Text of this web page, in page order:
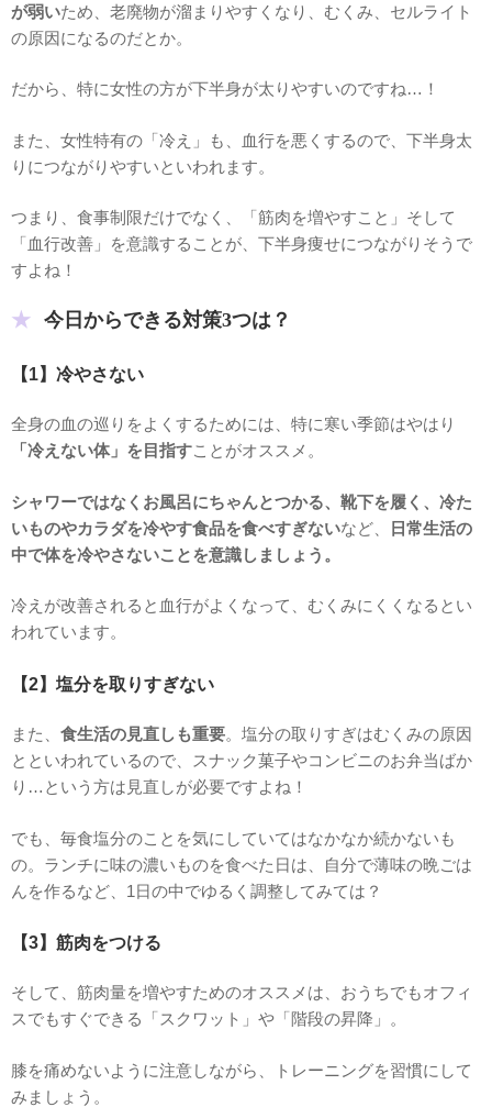
が弱いため、老廃物が溜まりやすくなり、むくみ、セルライト
の原因になるのだとか。
だから、特に女性の方が下半身が太りやすいのですね…！
また、女性特有の「冷え」も、血行を悪くするので、下半身太
りにつながりやすいといわれます。
つまり、食事制限だけでなく、「筋肉を増やすこと」そして
「血行改善」を意識することが、下半身痩せにつながりそうで
すよね！
今日からできる対策3つは？
【1】冷やさない
全身の血の巡りをよくするためには、特に寒い季節はやはり
「冷えない体」を目指すことがオススメ。
シャワーではなくお風呂にちゃんとつかる、靴下を履く、冷た
いものやカラダを冷やす食品を食べすぎないなど、
日常生活の
中で体を冷やさないことを意識しましょう。
冷えが改善されると血行がよくなって、むくみにくくなるとい
われています。
【2】塩分を取りすぎない
また、 食生活の見直しも重要。塩分の取りすぎはむくみの原因
とといわれているので、スナック菓子やコンビニのお弁当ばか
り…という方は見直しが必要ですよね！
でも、毎食塩分のことを気にしていてはなかなか続かないも
の。ランチに味の濃いものを食べた日は、自分で薄味の晩ごは
んを作るなど、1日の中でゆるく調整してみては？
【3】筋肉をつける
そして、筋肉量を増やすためのオススメは、おうちでもオフィ
スでもすぐできる「スクワット」や「階段の昇降」。
膝を痛めないように注意しながら、トレーニングを習慣にして
みましょう。